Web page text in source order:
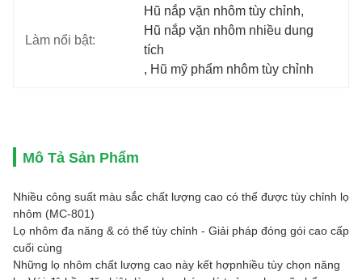
Làm nổi bật:
Hũ nắp vặn nhôm tùy chỉnh,
Hũ nắp vặn nhôm nhiều dung
tích
, Hũ mỹ phẩm nhôm tùy chỉnh
Mô Tả Sản Phẩm
Nhiều công suất màu sắc chất lượng cao có thể được tùy chỉnh lọ
nhôm (MC-801)
Lọ nhôm đa năng & có thể tùy chỉnh - Giải pháp đóng gói cao cấp
cuối cùng
Những lọ nhôm chất lượng cao này kết hợpnhiều tùy chọn năng